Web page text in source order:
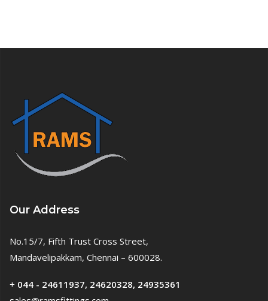
Our Address
No.15/7, Fifth Trust Cross Street,
Mandavelipakkam, Chennai – 600028.
+ 044 - 24611937, 24620328, 24935361